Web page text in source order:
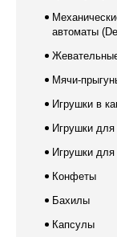
автоматы
Мячи-
Игрушки в
Игрушки
Игрушки
Конфеты
Бахилы
Капсулы